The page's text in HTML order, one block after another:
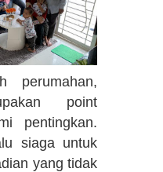
perumahan,
point
pentingkan.
siaga untuk
yang tidak